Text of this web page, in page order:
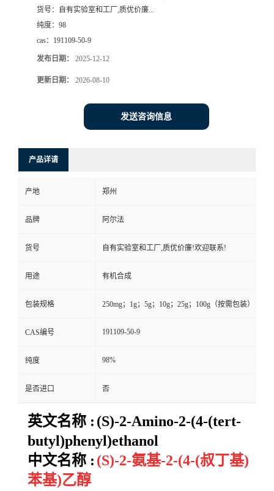
言
货号：
自有实验室和工厂,质优价廉...
纯度： 98
cas： 191109-50-9
发布日期： 2025-12-12
更新日期： 2026-08-10
发送咨询信息
产品详请
产地 郑州
品牌 阿尔法
货号 自有实验室和工厂,质优价廉!欢迎联系!
用途 有机合成
包装规格 250mg；1g；5g；10g；25g；100g（按需包装）
CAS编号 191109-50-9
纯度 98%
是否进口 否
英文名称 : (S)-2-Amino-2-(4-(tert-
butyl)phenyl)ethanol
中文名称 : (S)-2-氨基-2-(4-(叔丁基)
苯基)乙醇